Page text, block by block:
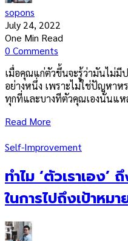
sopons
July 24, 2022
One Min Read
0 Comments
เมื่อคุณแก่ตัวขึ้นจะรู้ว่ามันไม่มี
อย่างหนึ่ง เพราะไม่ใช่ปัญหา
ทุกที่และบางทีตัวคุณเองนั่นแ
Read More
Self-Improvement
ทำไม ‘ตัวเราเอง
ในการไปถึงเป้าหม